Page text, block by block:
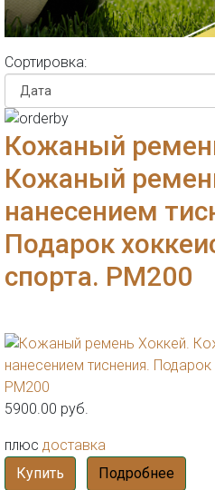
Сортировка:
Кожаный
Кожаный
нанесением
Подарок
спорта. РМ200
5900.00 руб.
плюс доставка
Купить
Подробнее